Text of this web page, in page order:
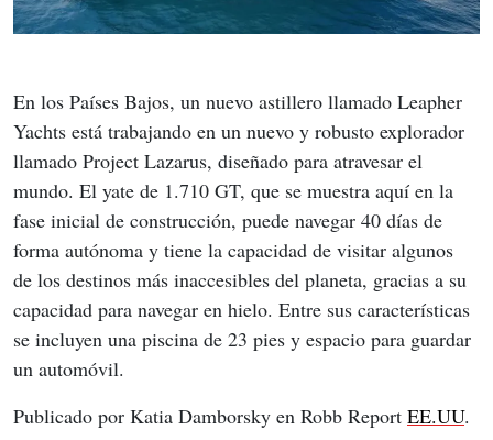
En los Países Bajos, un nuevo astillero llamado Leapher
Yachts está trabajando en un nuevo y robusto explorador
llamado Project Lazarus, diseñado para atravesar el
mundo. El yate de 1.710 GT, que se muestra aquí en la
fase inicial de construcción, puede navegar 40 días de
forma autónoma y tiene la capacidad de visitar algunos
de los destinos más inaccesibles del planeta, gracias a su
capacidad para navegar en hielo. Entre sus características
se incluyen una piscina de 23 pies y espacio para guardar
un automóvil.
Publicado por Katia Damborsky en Robb Report EE.UU.